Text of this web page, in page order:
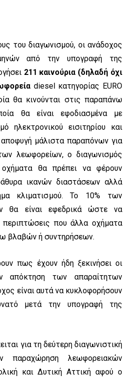
του διαγωνισμού, οι ανάδοχος
από την υπογραφή της
211 καινούρια (δηλαδή όχι
diesel κατηγορίας EURO
θα κινούνται στις παραπάνω
θα είναι εφοδιασμένα με
ηλεκτρονικού εισιτηρίου και
αποφυγή μάλιστα παραπόνων για
λεωφορείων, ο διαγωνισμός
θα πρέπει να φέρουν
ικανών διαστάσεων αλλά
κλιματισμού. Το 10% των
θα είναι εφεδρικά ώστε να
περιπτώσεις που άλλα οχήματα
βλαβών ή συντηρήσεων.
πως έχουν ήδη ξεκινήσει οι
απόκτηση των απαραίτητων
είναι αυτά να κυκλοφορήσουν
μετά την υπογραφή της
για τη δεύτερη διαγωνιστική
παραχώρηση λεωφορειακών
και Δυτική Αττική αφού ο